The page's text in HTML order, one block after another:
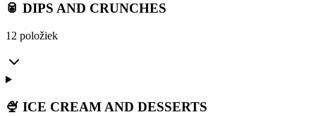
🥫 DIPS AND CRUNCHES
12 položiek
🍨 ICE CREAM AND DESSERTS